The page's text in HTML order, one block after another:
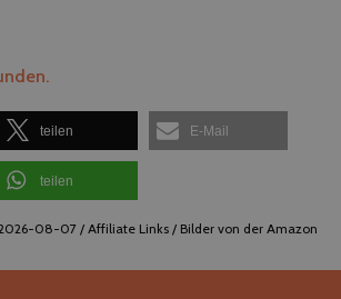
teilen E-Mail
teilen
08-07 / Affiliate Links / Bilder von der Amazon